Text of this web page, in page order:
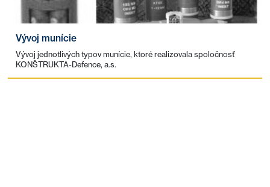
Vývoj munície
Vývoj jednotlivých typov munície, ktoré realizovala spoločnosť
KONŠTRUKTA-Defence, a.s.